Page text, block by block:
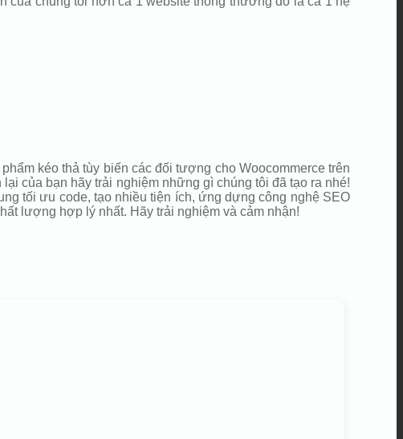
kéo thả tùy biến các đối tượng cho Woocommerce trên
của bạn hãy trải nghiệm những gì chúng tôi đã tạo ra nhé!
tối ưu code, tạo nhiều tiện ích, ứng dựng công nghệ SEO
lượng hợp lý nhất. Hãy trải nghiệm và cảm nhận!